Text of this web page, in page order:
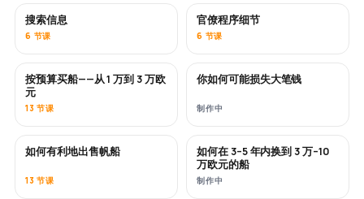
搜索信息
6 节课
官僚程序细节
6 节课
即将推出
按预算买船——从 1 万到 3 万欧
元
13 节课
即将推出
你如何可能损失大笔钱
制作中
新内容
如何有利地出售帆船
13 节课
新内容
如何在 3–5 年内换到 3 万–10
万欧元的船
制作中